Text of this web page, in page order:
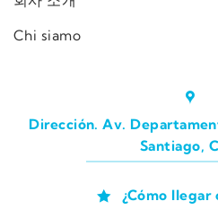
Chi siamo
Dirección. Av.
Santiago,
¿Cómo llegar